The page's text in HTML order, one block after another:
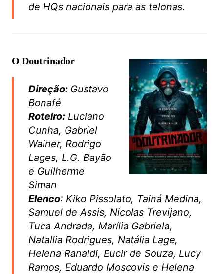
de HQs nacionais para as telonas.
O Doutrinador
Direção: Gustavo
Bonafé
Roteiro:Luciano
Cunha, Gabriel
Wainer, Rodrigo
Lages, L.G. Bayão
e Guilherme
Siman
Elenco: Kiko Pissolato, Tainá Medina,
Samuel de Assis, Nicolas Trevijano,
Tuca Andrada, Marília Gabriela,
Natallia Rodrigues, Natália Lage,
Helena Ranaldi, Eucir de Souza, Lucy
Ramos, Eduardo Moscovis e Helena